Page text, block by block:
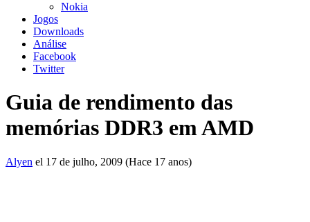
Nokia
Jogos
Downloads
Análise
Facebook
Twitter
Guia de rendimento das
memórias DDR3 em AMD
Alyen el 17 de julho, 2009 (Hace 17 anos)